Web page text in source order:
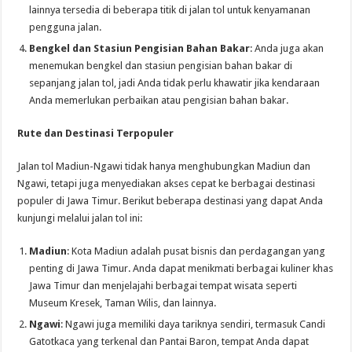
lainnya tersedia di beberapa titik di jalan tol untuk kenyamanan
pengguna jalan.
Bengkel dan Stasiun Pengisian Bahan Bakar: Anda juga akan
menemukan bengkel dan stasiun pengisian bahan bakar di
sepanjang jalan tol, jadi Anda tidak perlu khawatir jika kendaraan
Anda memerlukan perbaikan atau pengisian bahan bakar.
Rute dan Destinasi Terpopuler
Jalan tol Madiun-Ngawi tidak hanya menghubungkan Madiun dan
Ngawi, tetapi juga menyediakan akses cepat ke berbagai destinasi
populer di Jawa Timur. Berikut beberapa destinasi yang dapat Anda
kunjungi melalui jalan tol ini:
Madiun: Kota Madiun adalah pusat bisnis dan perdagangan yang
penting di Jawa Timur. Anda dapat menikmati berbagai kuliner khas
Jawa Timur dan menjelajahi berbagai tempat wisata seperti
Museum Kresek, Taman Wilis, dan lainnya.
Ngawi: Ngawi juga memiliki daya tariknya sendiri, termasuk Candi
Gatotkaca yang terkenal dan Pantai Baron, tempat Anda dapat